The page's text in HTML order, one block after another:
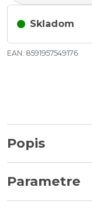
Skladom
EAN: 8591957549176
Popis
Parametre